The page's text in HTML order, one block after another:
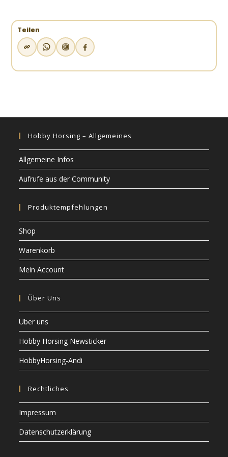
Teilen
Hobby Horsing – Allgemeines
Allgemeine Infos
Aufrufe aus der Community
Produktempfehlungen
Shop
Warenkorb
Mein Account
Über Uns
Über uns
Hobby Horsing Newsticker
HobbyHorsing-Andi
Rechtliches
Impressum
Datenschutzerklärung